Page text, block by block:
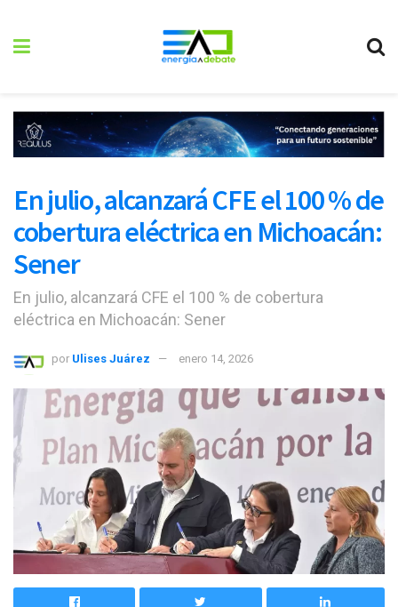
En julio, alcanzará CFE el 100 % de
cobertura eléctrica en Michoacán:
Sener
En julio, alcanzará CFE el 100 % de cobertura
eléctrica en Michoacán: Sener
por Ulises Juárez enero 14, 2026